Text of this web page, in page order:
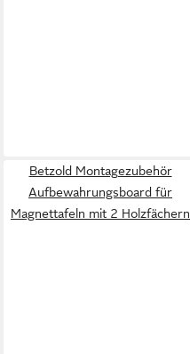
Betzold Montagezubehör
Aufbewahrungsboard für
Magnettafeln mit 2 Holzfächern